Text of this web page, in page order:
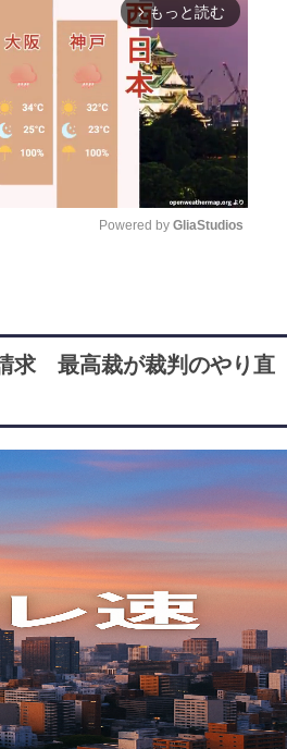
arrow_forward_ios もっと読む
e
Powered by GliaStudios
求 最高裁が裁判のやり直